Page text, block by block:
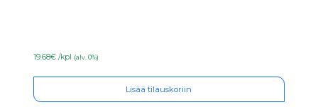
19.68€ /kpl (alv. 0%)
Lisää tilauskoriin